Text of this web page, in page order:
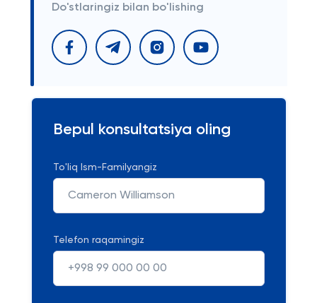
Do'stlaringiz bilan bo'lishing
Bepul konsultatsiya oling
To'liq Ism-Familyangiz
Telefon raqamingiz